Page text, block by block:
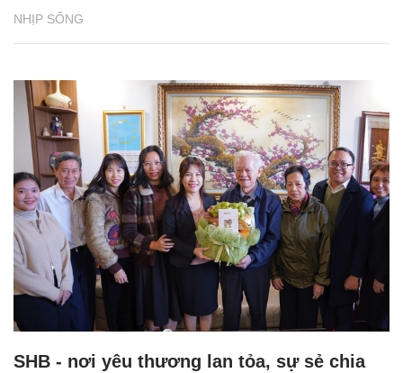
NHỊP SỐNG
SHB - nơi yêu thương lan tỏa, sự sẻ chia